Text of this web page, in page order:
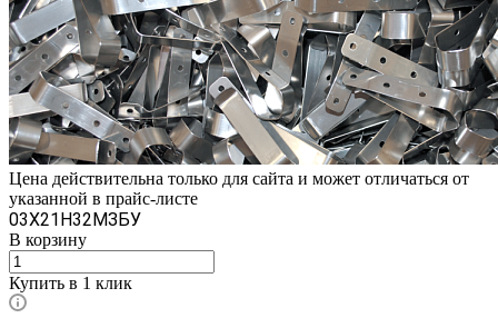
Цена действительна только для сайта и может отличаться от
указанной в прайс-листе
03X21Н32МЗБУ
В корзину
Купить в 1 клик